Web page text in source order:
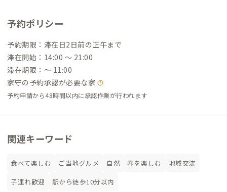
予約ポリシー
予約期限：滞在日2日前の正午まで
滞在開始：14:00 〜 21:00
滞在期限：〜 11:00
家守の予約承認が必要な家
予約申請から48時間以内に承認作業が行われます
関連キーワード
食べて楽しむ ご当地グルメ 自然 春を楽しむ
地域交流
子連れ歓迎
駅から徒歩10分以内